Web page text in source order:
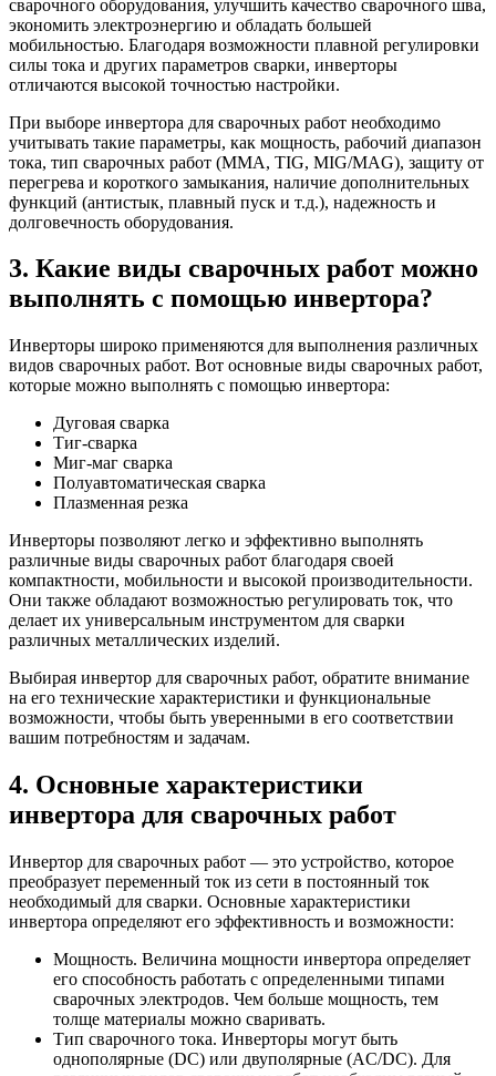
сварочного оборудования, улучшить качество сварочного шва,
экономить электроэнергию и обладать большей
мобильностью. Благодаря возможности плавной регулировки
силы тока и других параметров сварки, инверторы
отличаются высокой точностью настройки.
При выборе инвертора для сварочных работ необходимо
учитывать такие параметры, как мощность, рабочий диапазон
тока, тип сварочных работ (MMA, TIG, MIG/MAG), защиту от
перегрева и короткого замыкания, наличие дополнительных
функций (антистык, плавный пуск и т.д.), надежность и
долговечность оборудования.
3. Какие виды сварочных работ можно
выполнять с помощью инвертора?
Инверторы широко применяются для выполнения различных
видов сварочных работ. Вот основные виды сварочных работ,
которые можно выполнять с помощью инвертора:
Дуговая сварка
Тиг-сварка
Миг-маг сварка
Полуавтоматическая сварка
Плазменная резка
Инверторы позволяют легко и эффективно выполнять
различные виды сварочных работ благодаря своей
компактности, мобильности и высокой производительности.
Они также обладают возможностью регулировать ток, что
делает их универсальным инструментом для сварки
различных металлических изделий.
Выбирая инвертор для сварочных работ, обратите внимание
на его технические характеристики и функциональные
возможности, чтобы быть уверенными в его соответствии
вашим потребностям и задачам.
4. Основные характеристики
инвертора для сварочных работ
Инвертор для сварочных работ — это устройство, которое
преобразует переменный ток из сети в постоянный ток
необходимый для сварки. Основные характеристики
инвертора определяют его эффективность и возможности:
Мощность. Величина мощности инвертора определяет
его способность работать с определенными типами
сварочных электродов. Чем больше мощность, тем
толще материалы можно сваривать.
Тип сварочного тока. Инверторы могут быть
однополярные (DC) или двуполярные (AC/DC). Для